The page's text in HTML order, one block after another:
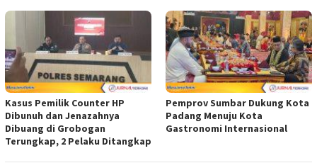
Kasus Pemilik Counter HP
Dibunuh dan Jenazahnya
Dibuang di Grobogan
Terungkap, 2 Pelaku Ditangkap
Pemprov Sumbar Dukung Kota
Padang Menuju Kota
Gastronomi Internasional